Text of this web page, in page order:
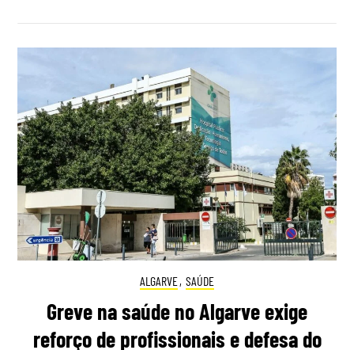
ALGARVE, SAÚDE
Greve na saúde no Algarve exige
reforço de profissionais e defesa do